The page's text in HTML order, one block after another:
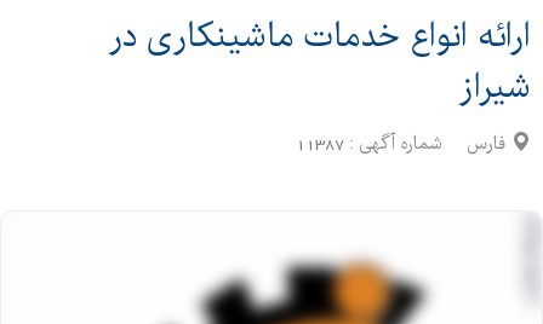
ارائه انواع خدمات ماشینکاری در
شیراز
فارس شماره آگهی : 11387